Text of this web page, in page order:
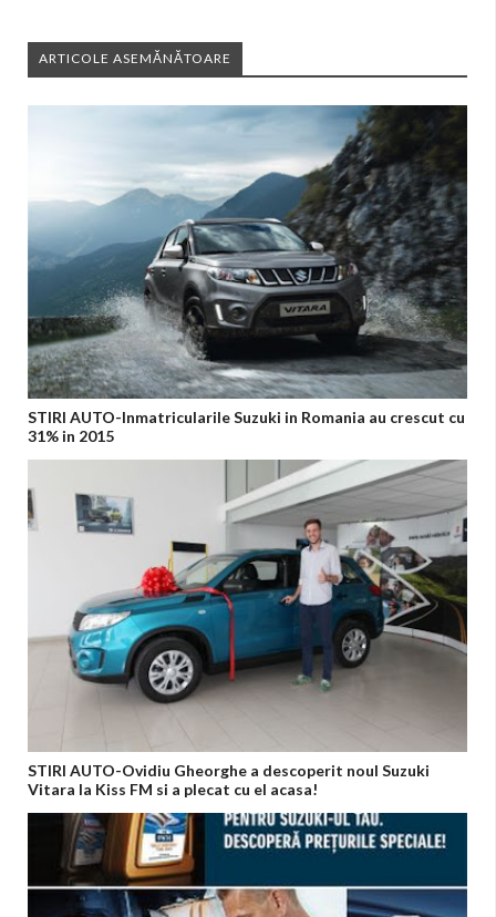
ARTICOLE ASEMĂNĂTOARE
STIRI AUTO-Inmatricularile Suzuki in Romania au crescut cu
31% in 2015
STIRI AUTO-Ovidiu Gheorghe a descoperit noul Suzuki
Vitara la Kiss FM si a plecat cu el acasa!